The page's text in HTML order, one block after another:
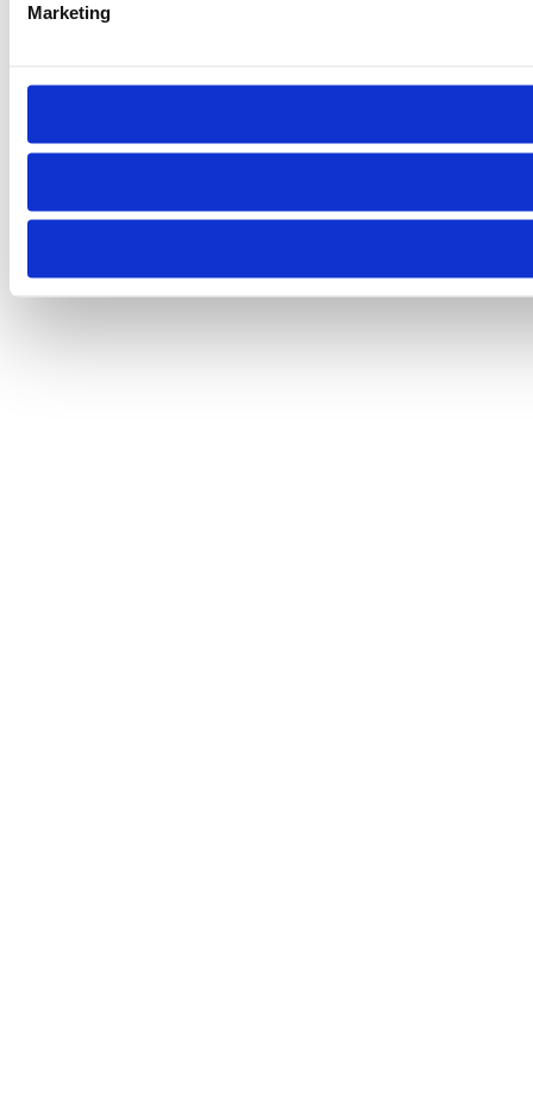
Marketing